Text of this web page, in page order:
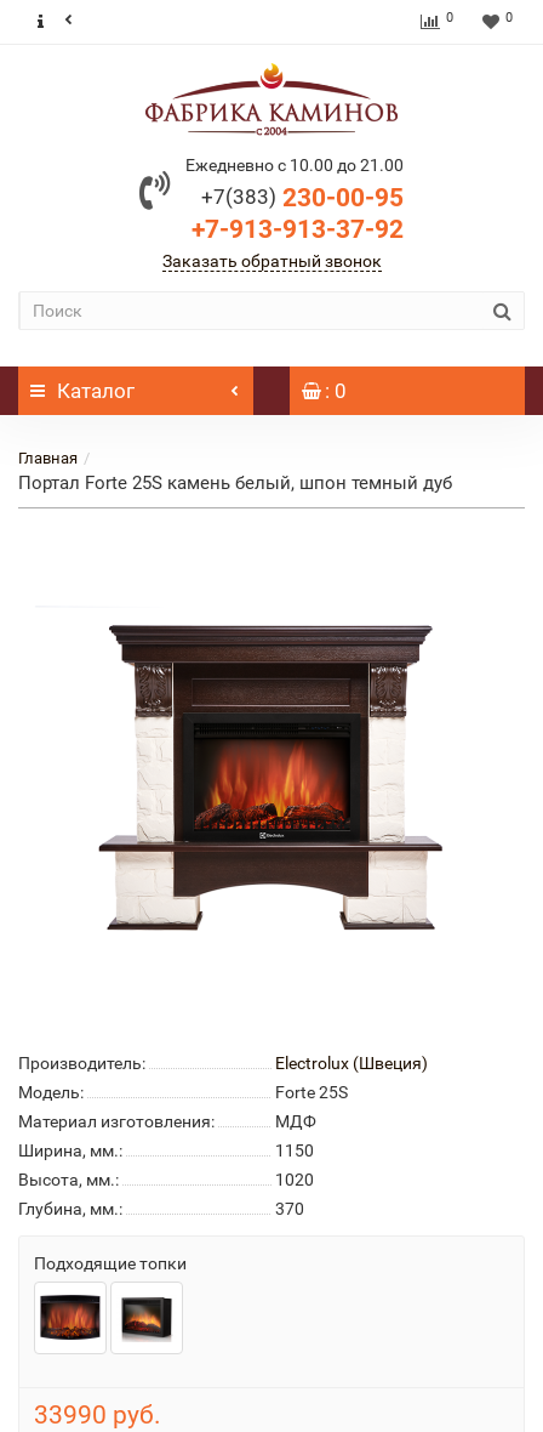
0 0
Ежедневно с 10.00 до 21.00
+7(383) 230-00-95
+7-913-913-37-92
Заказать обратный звонок
Каталог : 0
Главная
Портал Forte 25S камень белый, шпон темный дуб
Производитель:
Electrolux (Швеция)
Модель:
Forte 25S
Материал изготовления:
МДФ
Ширина, мм.:
1150
Высота, мм.:
1020
Глубина, мм.:
370
Подходящие топки
33990 руб.